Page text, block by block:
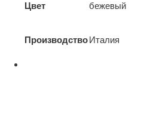
Цвет бежевый
ПроизводствоИталия